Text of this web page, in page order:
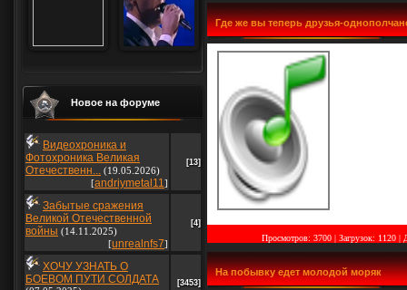
Новое на форуме
Видеохроника и
Фотохроника Великая
Отечественн... (19.05.2026)
[andriymetal11]
[13]
Забытые сражения
Великой Отечественной
войны (14.11.2025)
[unrealnfs7]
[4]
ХОЧУ УЗНАТЬ О
БОЕВОМ ПУТИ СОЛДАТА
[3453]
Где же вы теперь друзья-
Просмотров: 3700 | Загрузок: 1120 |
На побывку едет молодой моряк